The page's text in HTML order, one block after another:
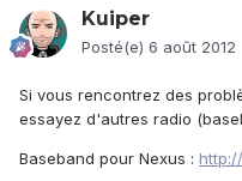
Kuiper
Posté(e) 6 août 2012
Si vous rencontrez des
essayez d'autres radio
Baseband pour Nexus :